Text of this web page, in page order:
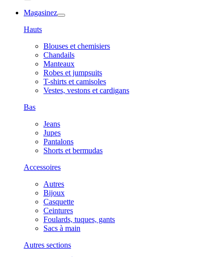
Magasinez
Hauts
Blouses et chemisiers
Chandails
Manteaux
Robes et jumpsuits
T-shirts et camisoles
Vestes, vestons et cardigans
Bas
Jeans
Jupes
Pantalons
Shorts et bermudas
Accessoires
Autres
Bijoux
Casquette
Ceintures
Foulards, tuques, gants
Sacs à main
Autres sections